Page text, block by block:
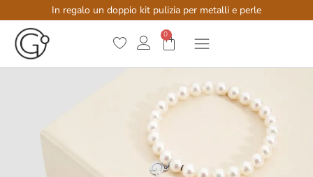
In regalo un doppio kit pulizia per metalli e perle
0